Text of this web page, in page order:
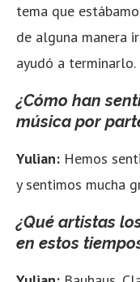
tema que
de alguna manera
ayudó a terminarlo.
¿Cómo han
música por
Yulian: Hemos
y sentimos mucha
¿Qué artistas
en estos